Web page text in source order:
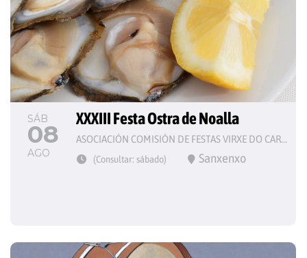
SÁB
08
AGO
XXXIII Festa Ostra de Noalla
ASOCIACIÓN COMISIÓN DE FESTAS VIRXE DO CARME
(Consultar: sábado) Sanxenxo